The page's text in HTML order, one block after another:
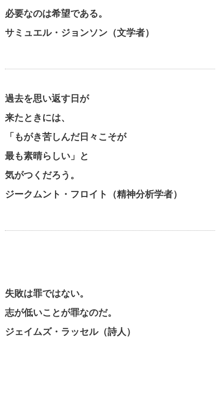
必要なのは希望である。
サミュエル・ジョンソン（文学者）
過去を思い返す日が
来たときには、
「もがき苦しんだ日々こそが
最も素晴らしい」と
気がつくだろう。
ジークムント・フロイト（精神分析学者）
失敗は罪ではない。
志が低いことが罪なのだ。
ジェイムズ・ラッセル（詩人）